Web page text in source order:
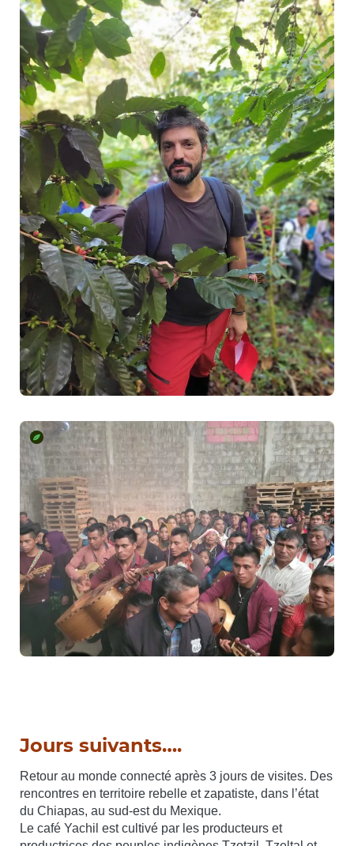
Jours suivants….
Retour au monde connecté après 3 jours de visites. Des
rencontres en territoire rebelle et zapatiste, dans l’état
du Chiapas, au sud-est du Mexique.
Le café Yachil est cultivé par les producteurs et